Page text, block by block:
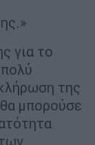
για το
της
μπορούσε
συχνά